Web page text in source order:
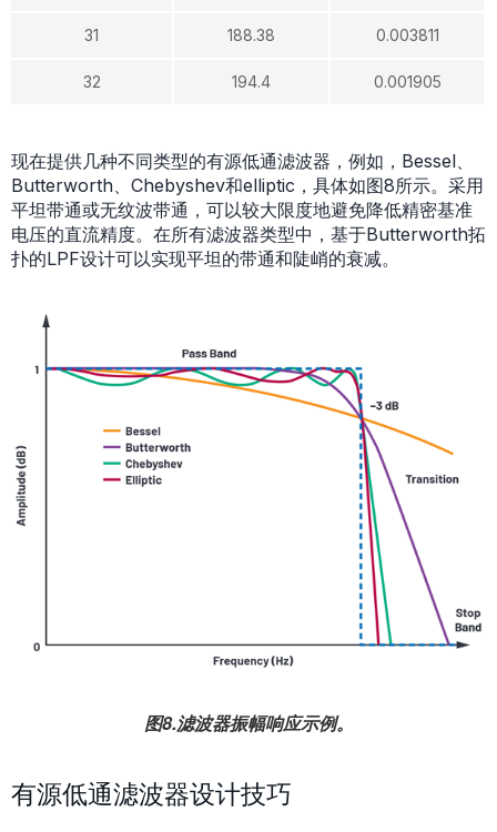
31 188.38 0.003811
32 194.4 0.001905
现在提供几种不同类型的有源低通滤波器，例如，Bessel、
Butterworth、Chebyshev和elliptic，具体如图8所示。采用
平坦带通或无纹波带通，可以较大限度地避免降低精密基准
电压的直流精度。在所有滤波器类型中，基于Butterworth拓
扑的LPF设计可以实现平坦的带通和陡峭的衰减。
图8.滤波器振幅响应示例。
有源低通滤波器设计技巧